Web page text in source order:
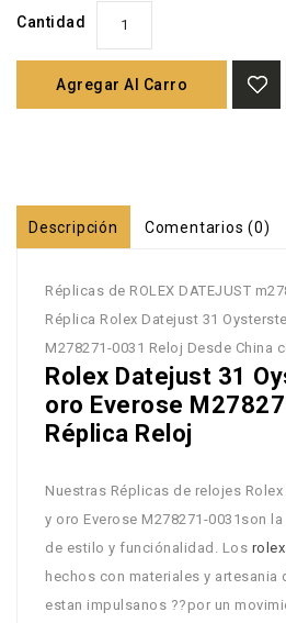
Cantidad
Agregar Al Carro
Descripción Comentarios (0)
Réplicas de ROLEX DATEJUST
Réplica Rolex Datejust 31
M278271-0031 Reloj Desde China
Rolex Datejust 31
oro Everose
Réplica Reloj
Nuestras Réplicas de relojes
y oro Everose M278271-0031son
de estilo y funciónalidad. Los
hechos con materiales y artesania
estan impulsanos ??por un